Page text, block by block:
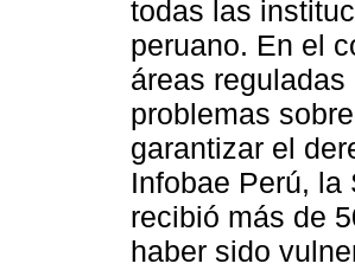
todas las
peruano. En el
áreas
problemas
garantizar el
Infobae Perú,
recibió más de
haber sido